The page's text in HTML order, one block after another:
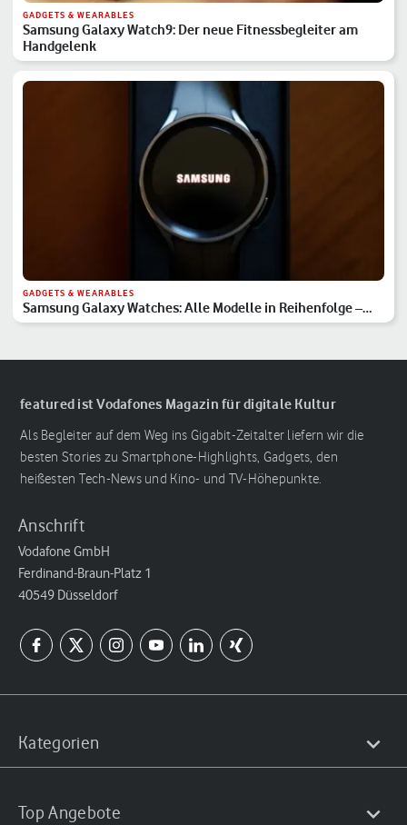
GADGETS & WEARABLES
Samsung Galaxy Watch9: Der neue Fitnessbegleiter am
Handgelenk
GADGETS & WEARABLES
Samsung Galaxy Watches: Alle Modelle in Reihenfolge –
Hauptserie, Classic & Ultra
featured ist Vodafones Magazin für digitale Kultur
Als Begleiter auf dem Weg ins Gigabit-Zeitalter liefern wir die
besten Stories zu Smartphone-Highlights, Gadgets, den
heißesten Tech-News und Kino- und TV-Höhepunkte.
Anschrift
Vodafone GmbH
Ferdinand-Braun-Platz 1
40549 Düsseldorf
Kategorien
Top Angebote